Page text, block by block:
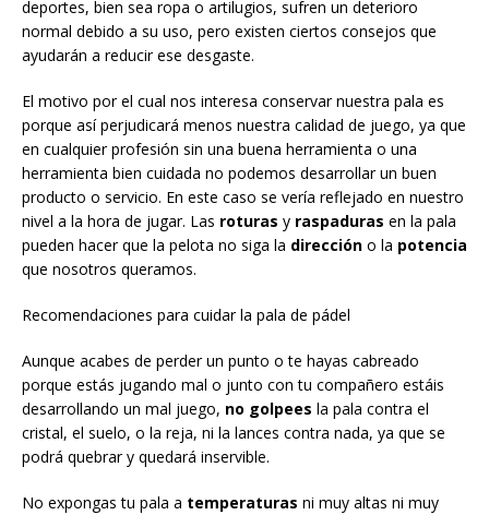
deportes, bien sea ropa o artilugios, sufren un deterioro
normal debido a su uso, pero existen ciertos consejos que
ayudarán a reducir ese desgaste.
El motivo por el cual nos interesa conservar nuestra pala es
porque así perjudicará menos nuestra calidad de juego, ya que
en cualquier profesión sin una buena herramienta o una
herramienta bien cuidada no podemos desarrollar un buen
producto o servicio. En este caso se vería reflejado en nuestro
nivel a la hora de jugar. Las roturas y raspaduras en la pala
pueden hacer que la pelota no siga la dirección o la potencia
que nosotros queramos.
Recomendaciones para cuidar la pala de pádel
Aunque acabes de perder un punto o te hayas cabreado
porque estás jugando mal o junto con tu compañero estáis
desarrollando un mal juego, no golpees la pala contra el
cristal, el suelo, o la reja, ni la lances contra nada, ya que se
podrá quebrar y quedará inservible.
No expongas tu pala a temperaturas ni muy altas ni muy